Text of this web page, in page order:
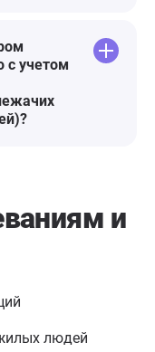
с учетом
и
людей